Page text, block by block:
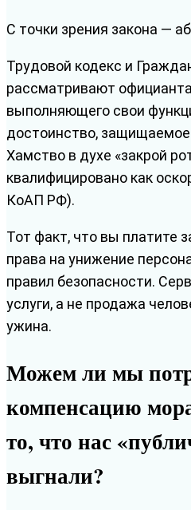
С точки зрения закона —
Трудовой кодекс и
рассматривают
выполняющего свои
достоинство,
Хамство в духе «закрой
квалифицировано как
КоАП РФ).
Тот факт, что вы платите
права на унижение
правил безопасности.
услуги, а не продажа
ужина.
Можем ли мы
компенсацию
то, что нас
выгнали?